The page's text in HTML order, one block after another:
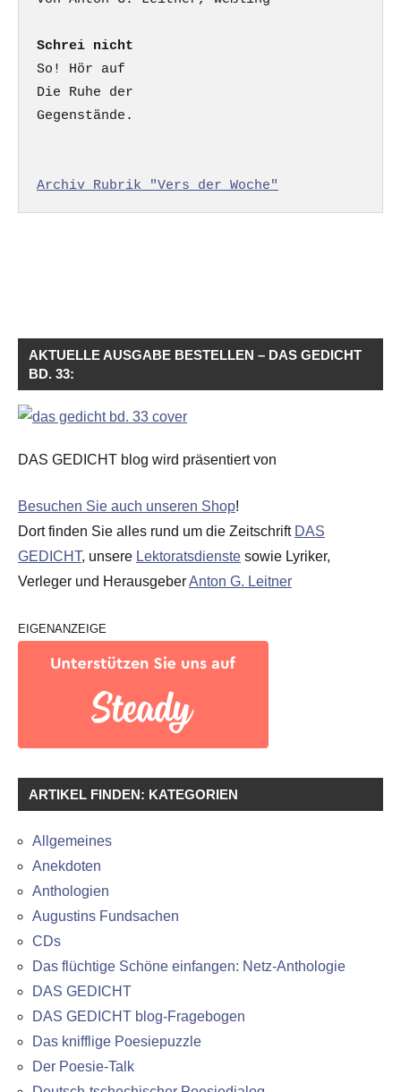
Schrei nicht
So! Hör auf
Die Ruhe der
Gegenstände.
Archiv Rubrik "Vers der Woche"
AKTUELLE AUSGABE BESTELLEN – DAS GEDICHT
BD. 33:
DAS GEDICHT blog wird präsentiert von
Besuchen Sie auch unseren Shop!
Dort finden Sie alles rund um die Zeitschrift DAS
GEDICHT, unsere Lektoratsdienste sowie Lyriker,
Verleger und HerausgeberAnton G. Leitner
EIGENANZEIGE
ARTIKEL FINDEN: KATEGORIEN
Allgemeines
Anekdoten
Anthologien
Augustins Fundsachen
CDs
Das flüchtige Schöne einfangen: Netz-Anthologie
DAS GEDICHT
DAS GEDICHT blog-Fragebogen
Das knifflige Poesiepuzzle
Der Poesie-Talk